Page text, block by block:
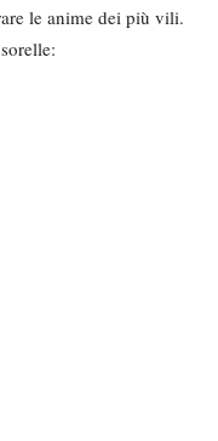
le anime dei più vili.